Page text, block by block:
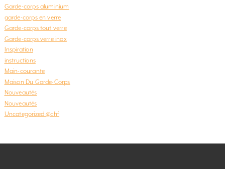
Garde-corps aluminium
garde-corps en verre
Garde-corps tout verre
Garde-corps verre inox
Inspiration
instructions
Main-courante
Maison Du Garde-Corps
Nouveautés
Nouveautés
Uncategorized @chf